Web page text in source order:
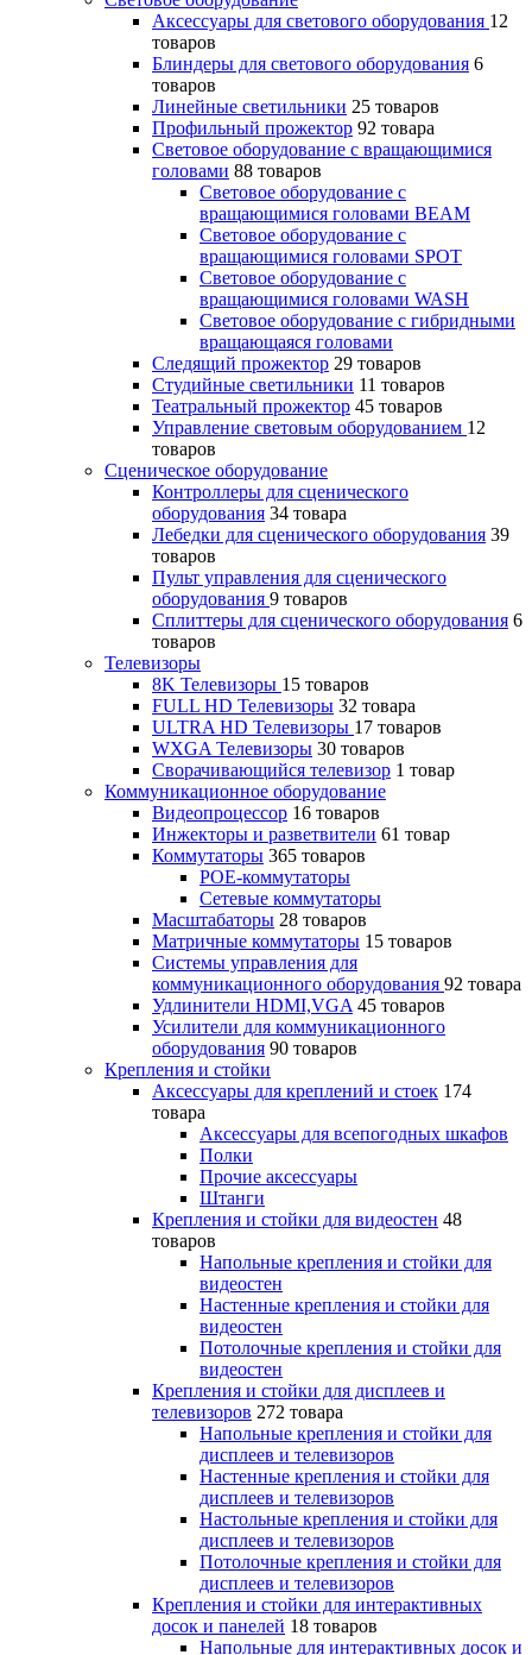
Аксессуары для светового оборудования 12
товаров
Блиндеры для светового оборудования 6
товаров
Линейные светильники 25 товаров
Профильный прожектор 92 товара
Световое оборудование с вращающимися
головами 88 товаров
Световое оборудование с
вращающимися головами BEAM
Световое оборудование с
вращающимися головами SPOT
Световое оборудование с
вращающимися головами WASH
Световое оборудование с гибридными
вращающаяся головами
Следящий прожектор 29 товаров
Студийные светильники 11 товаров
Театральный прожектор 45 товаров
Управление световым оборудованием 12
товаров
Сценическое оборудование
Контроллеры для сценического
оборудования 34 товара
Лебедки для сценического оборудования 39
товаров
Пульт управления для сценического
оборудования 9 товаров
Сплиттеры для сценического оборудования 6
товаров
Телевизоры
8K Телевизоры 15 товаров
FULL HD Телевизоры 32 товара
ULTRA HD Телевизоры 17 товаров
WXGA Телевизоры 30 товаров
Сворачивающийся телевизор 1 товар
Коммуникационное оборудование
Видеопроцессор 16 товаров
Инжекторы и разветвители 61 товар
Коммутаторы 365 товаров
POE-коммутаторы
Сетевые коммутаторы
Масштабаторы 28 товаров
Матричные коммутаторы 15 товаров
Системы управления для
коммуникационного оборудования 92 товара
Удлинители HDMI,VGA 45 товаров
Усилители для коммуникационного
оборудования 90 товаров
Крепления и стойки
Аксессуары для креплений и стоек 174
товара
Аксессуары для всепогодных шкафов
Полки
Прочие аксессуары
Штанги
Крепления и стойки для видеостен 48
товаров
Напольные крепления и стойки для
видеостен
Настенные крепления и стойки для
видеостен
Потолочные крепления и стойки для
видеостен
Крепления и стойки для дисплеев и
телевизоров 272 товара
Напольные крепления и стойки для
дисплеев и телевизоров
Настенные крепления и стойки для
дисплеев и телевизоров
Настольные крепления и стойки для
дисплеев и телевизоров
Потолочные крепления и стойки для
дисплеев и телевизоров
Крепления и стойки для интерактивных
досок и панелей 18 товаров
Напольные для интерактивных досок и